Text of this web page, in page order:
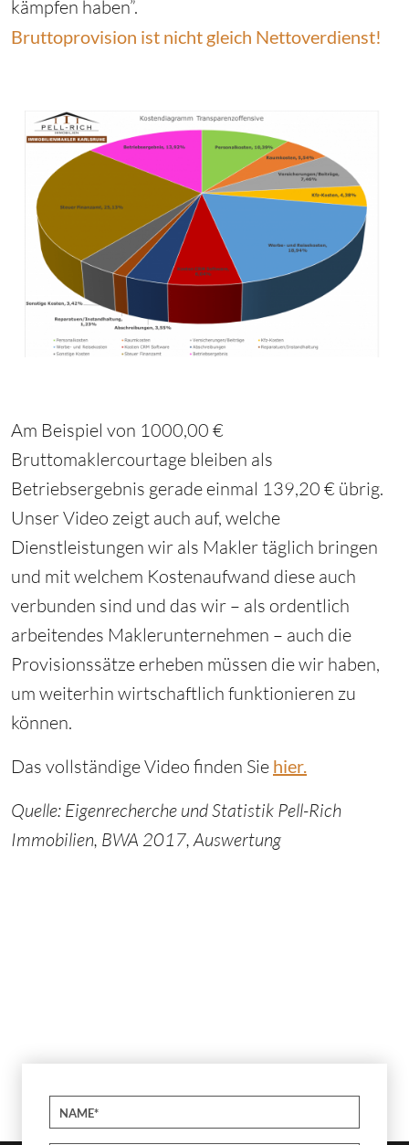
kämpfen haben”.
Bruttoprovision ist nicht gleich Nettoverdienst!
Am Beispiel von 1000,00 €
Bruttomaklercourtage bleiben als
Betriebsergebnis gerade einmal 139,20 € übrig.
Unser Video zeigt auch auf, welche
Dienstleistungen wir als Maklertäglich bringen
und mit welchem Kostenaufwand diese auch
verbunden sind und das wir – als ordentlich
arbeitendes Maklerunternehmen – auch die
Provisionssätze erheben müssen die wir haben,
um weiterhin wirtschaftlich funktionieren zu
können.
Das vollständige Video finden Sie hier.
Quelle: Eigenrecherche und Statistik Pell-Rich
Immobilien, BWA 2017, Auswertung